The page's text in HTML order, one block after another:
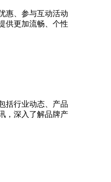
惠、参与互动活动
供更加流畅、个性
括行业动态、产品
，深入了解品牌产